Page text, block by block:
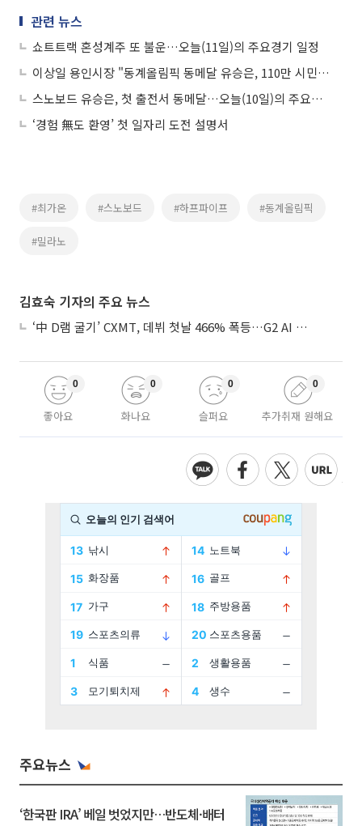
관련 뉴스
쇼트트랙 혼성계주 또 불운…오늘(11일)의 주요경기 일정
이상일 용인시장 "동계올림픽 동메달 유승은, 110만 시민의 자랑"…첫 출전서 역대급 쾌거
스노보드 유승은, 첫 출전서 동메달…오늘(10일)의 주요일정
‘경험 無도 환영’ 첫 일자리 도전 설명서
#최가온 #스노보드 #하프파이프 #동계올림픽
#밀라노
김효숙 기자의 주요 뉴스
‘中 D램 굴기’ CXMT, 데뷔 첫날 466% 폭등…G2 AI 패권 ‘쩐의 전쟁’
좋아요
0
화나요
0
슬퍼요
0
추가취재 원해요
0
주요뉴스
‘한국판 IRA’ 베일 벗었지만…반도체·배터